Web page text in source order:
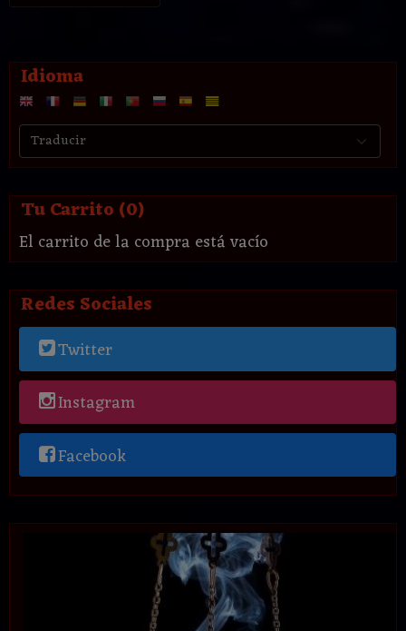
Idioma
Tu Carrito (0)
El carrito de la compra está vacío
Redes Sociales
Twitter
Instagram
Facebook